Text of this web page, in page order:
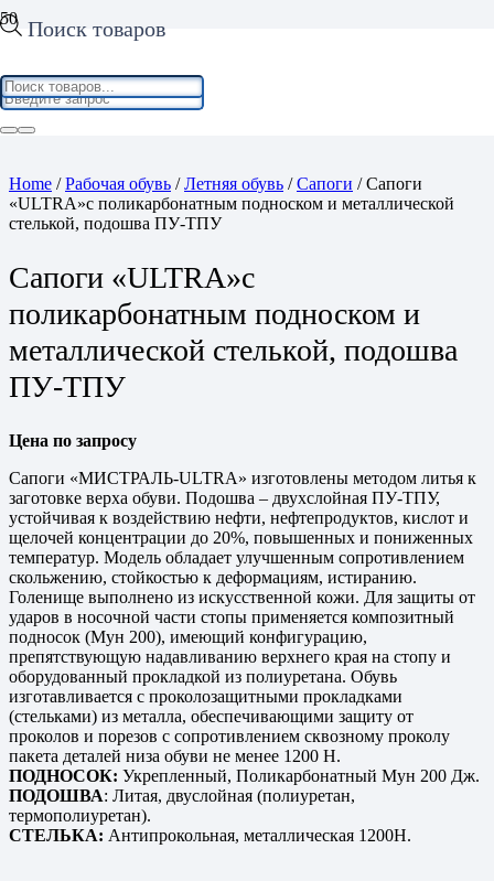
Поиск товаров
Home /Рабочая обувь /Летняя обувь /Сапоги / Сапоги
«ULTRA»с поликарбонатным подноском и металлической
стелькой, подошва ПУ-ТПУ
Сапоги «ULTRA»с
поликарбонатным подноском и
металлической стелькой, подошва
ПУ-ТПУ
Цена по запросу
Сапоги «МИСТРАЛЬ-ULTRA» изготовлены методом литья к
заготовке верха обуви. Подошва – двухслойная ПУ-ТПУ,
устойчивая к воздействию нефти, нефтепродуктов, кислот и
щелочей концентрации до 20%, повышенных и пониженных
температур. Модель обладает улучшенным сопротивлением
скольжению, стойкостью к деформациям, истиранию.
Голенище выполнено из искусственной кожи. Для защиты от
ударов в носочной части стопы применяется композитный
подносок (Мун 200), имеющий конфигурацию,
препятствующую надавливанию верхнего края на стопу и
оборудованный прокладкой из полиуретана. Обувь
изготавливается с проколозащитными прокладками
(стельками) из металла, обеспечивающими защиту от
проколов и порезов с сопротивлением сквозному проколу
пакета деталей низа обуви не менее 1200 Н.
ПОДНОСОК: Укрепленный, Поликарбонатный Мун 200 Дж.
ПОДОШВА: Литая, двуслойная (полиуретан,
термополиуретан).
СТЕЛЬКА: Антипрокольная, металлическая 1200Н.